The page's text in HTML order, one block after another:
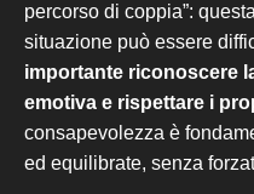
percorso di coppia”:
situazione può essere
importante riconoscere
emotiva e rispettare i
consapevolezza è
ed equilibrate, senza